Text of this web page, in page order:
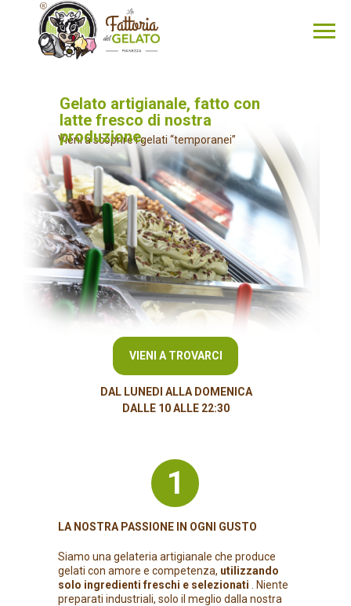
Vieni a scoprire i gelati “temporanei”
DAL LUNEDI ALLA DOMENICA
DALLE 10 ALLE 22:30
LA NOSTRA PASSIONE IN OGNI GUSTO
VIENI A TROVARCI
1
Siamo una gelateria artigianale che produce
gelati con amore e competenza, utilizzando
solo ingredienti freschi e selezionati . Niente
preparati industriali, solo il meglio dalla nostra
Gelato artigianale, fatto con
latte fresco di nostra
produzione.